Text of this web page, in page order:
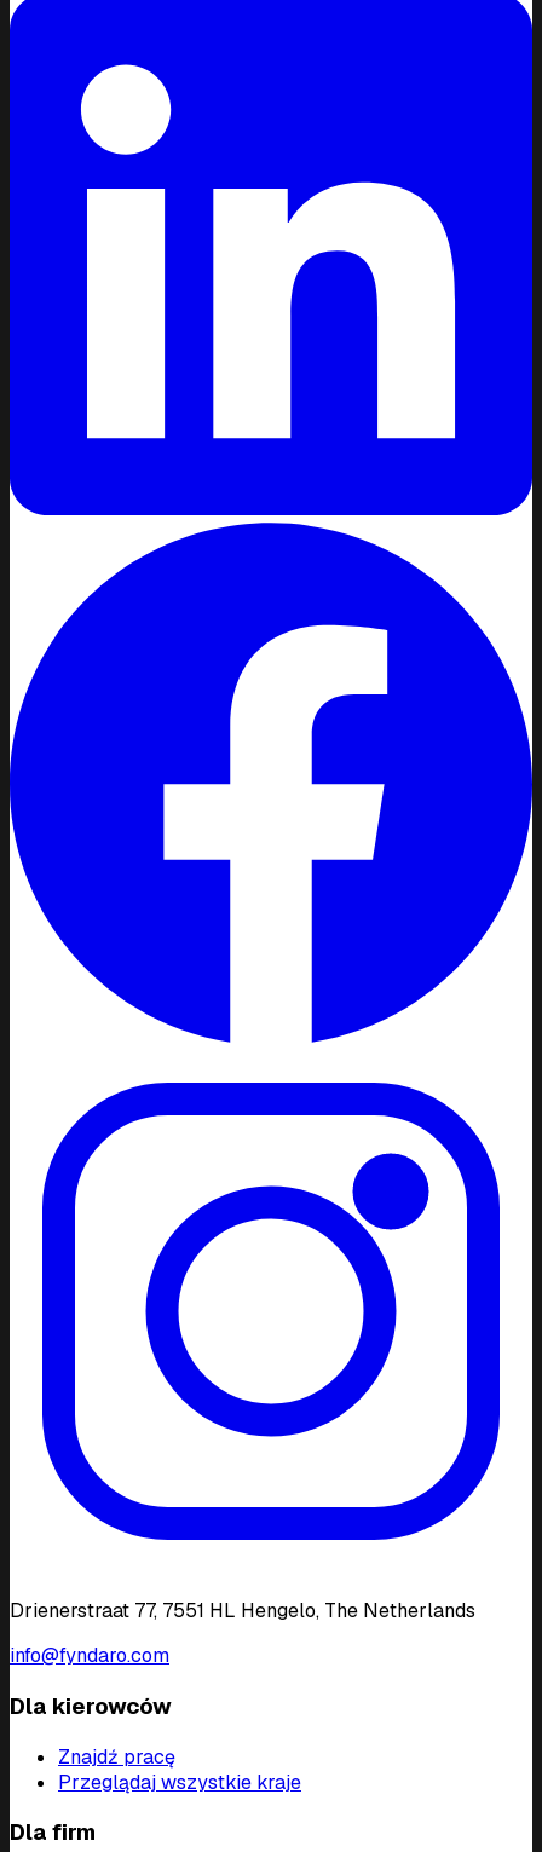
Drienerstraat 77, 7551 HL Hengelo, The Netherlands
info@fyndaro.com
Dla kierowców
Znajdź pracę
Przeglądaj wszystkie kraje
Dla firm